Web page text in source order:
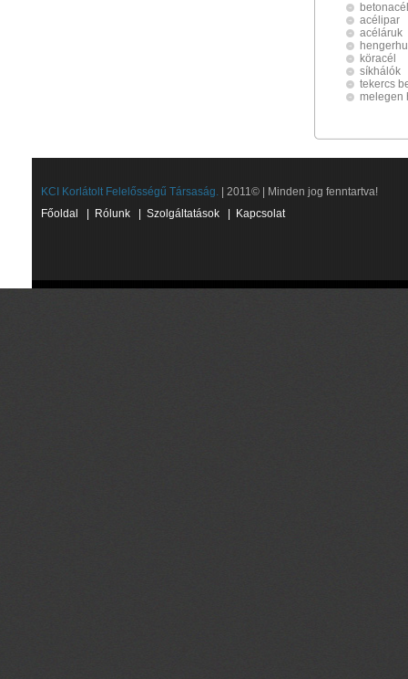
betonacél
acélipar
acéláruk
köracél
síkhálók
tekercs
melegen
KCI Korlátolt Felelősségű Társaság. | 2011© | Minden jog fenntartva!
Főoldal
Rólunk Szolgáltatások Kapcsolat